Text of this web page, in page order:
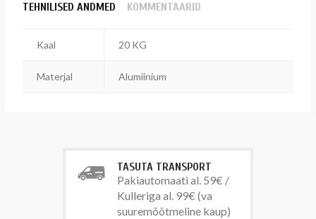
TEHNILISED ANDMED KOMMENTAARID
Kaal 20 KG
Materjal Alumiinium
TASUTA TRANSPORT
Pakiautomaati al. 59€ /
Kulleriga al. 99€ (va
suuremõõtmeline kaup)